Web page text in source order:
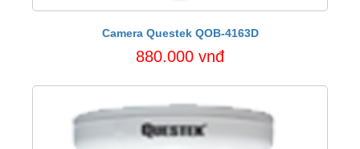
Camera Questek QOB-4163D
880.000 vnđ